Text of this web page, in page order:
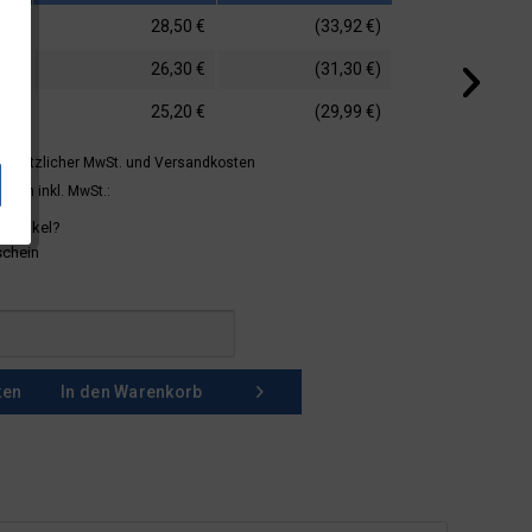
28,50 € (33,92 €)
26,30 € (31,30 €)
25,20 € (29,99 €)
MwSt. und Versandkosten
inkl. MwSt.:
Artikel?
In den Warenkorb